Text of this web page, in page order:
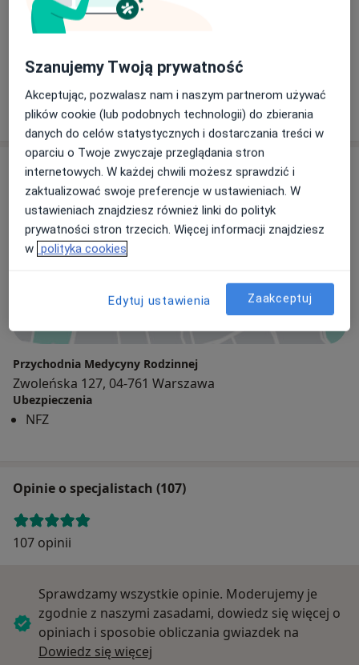
lek. Grażyna Korolczuk
Ginekolog
67 opinii
Adresy (3)
Adres 1 Adres 2 Adres 3
Powiększ mapę
Przychodnia Medycyny Rodzinnej
Zwoleńska 127, 04-761 Warszawa
Ubezpieczenia
NFZ
Opinie o specjalistach (107)
107 opinii
Sprawdzamy wszystkie opinie. Moderujemy je
zgodnie z naszymi zasadami, dowiedz się więcej o
opiniach i sposobie obliczania gwiazdek na
Dowiedz się więcej
Szanujemy Twoją prywatność
Akceptując, pozwalasz nam i naszym partnerom używać
plików cookie (lub podobnych technologii) do zbierania
danych do celów statystycznych i dostarczania treści w
oparciu o Twoje zwyczaje przeglądania stron
internetowych. W każdej chwili możesz sprawdzić i
zaktualizować swoje preferencje w ustawieniach. W
ustawieniach znajdziesz również linki do polityk
prywatności stron trzecich. Więcej informacji znajdziesz
w polityka cookies
Edytuj ustawienia Zaakceptuj